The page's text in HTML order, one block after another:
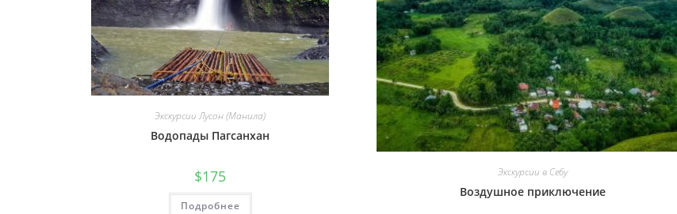
Экскурсии Лусон (Манила)
Водопады Пагсанхан
$175
Подробнее
Экскурсии в Себу
Воздушное приключение